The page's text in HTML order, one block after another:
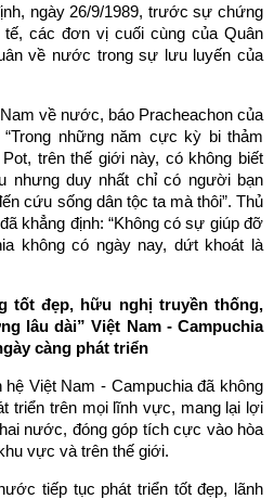
ngày 26/9/1989, trước sự chứng
tế, các đơn vị cuối cùng của Quân
về nước trong sự lưu luyến của
về nước, báo Pracheachon của
những năm cực kỳ bi thảm
trên thế giới này, có không biết
nhưng duy nhất chỉ có người bạn
cứu sống dân tộc ta mà thôi”. Thủ
khẳng định: “Không có sự giúp đỡ
không có ngày nay, dứt khoát là
tốt đẹp, hữu nghị truyền thống,
lâu dài” Việt Nam - Campuchia
càng phát triển
Việt Nam - Campuchia đã không
triển trên mọi lĩnh vực, mang lại lợi
nước, đóng góp tích cực vào hòa
vực và trên thế giới.
tiếp tục phát triển tốt đẹp, lãnh